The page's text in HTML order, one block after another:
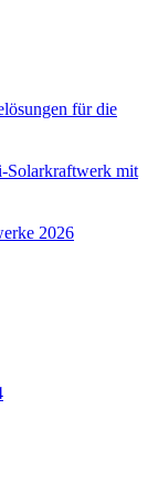
für die
Solarkraftwerk mit
2026